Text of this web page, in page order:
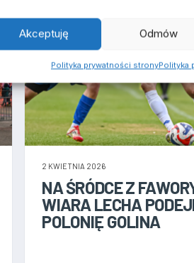
Akceptuję Odmów
Polityka prywatności stronyPolityka
2 KWIETNIA 2026
NA ŚRÓDCE Z
WIARA LECHA
POLONIĘ GOLINA